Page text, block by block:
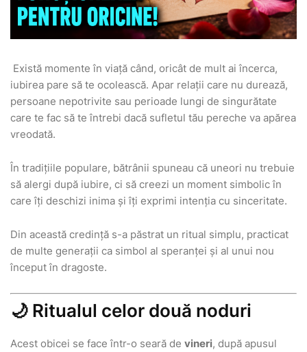
Există momente în viață când, oricât de mult ai încerca,
iubirea pare să te ocolească. Apar relații care nu durează,
persoane nepotrivite sau perioade lungi de singurătate
care te fac să te întrebi dacă sufletul tău pereche va apărea
vreodată.
În tradițiile populare, bătrânii spuneau că uneori nu trebuie
să alergi după iubire, ci să creezi un moment simbolic în
care îți deschizi inima și îți exprimi intenția cu sinceritate.
Din această credință s-a păstrat un ritual simplu, practicat
de multe generații ca simbol al speranței și al unui nou
început în dragoste.
🌙 Ritualul celor două noduri
Acest obicei se face într-o seară de vineri, după apusul